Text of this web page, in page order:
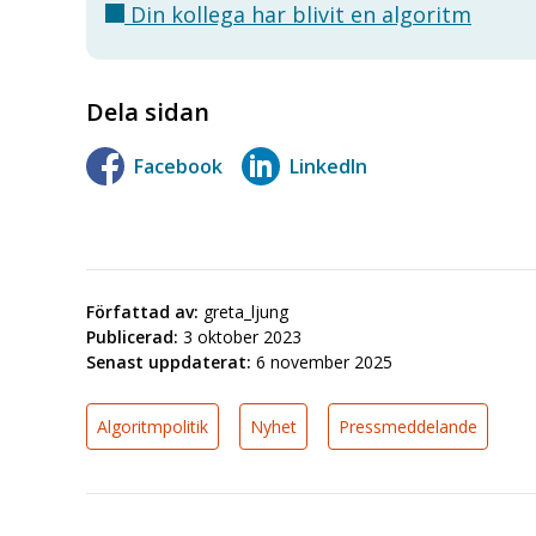
Din kollega har blivit en algoritm
Dela sidan
Facebook LinkedIn
Författad av: greta_ljung
Publicerad: 3 oktober 2023
Senast uppdaterat: 6 november 2025
Algoritmpolitik Nyhet Pressmeddelande